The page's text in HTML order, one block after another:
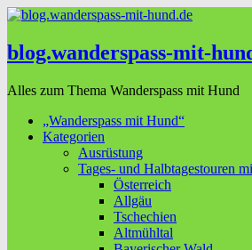
blog.wanderspass-mit-
Alles zum Thema Wanderspass mit Hund
„Wanderspass mit Hund“
Kategorien
Ausrüstung
Tages- und Halbtagestouren
Österreich
Allgäu
Tschechien
Altmühltal